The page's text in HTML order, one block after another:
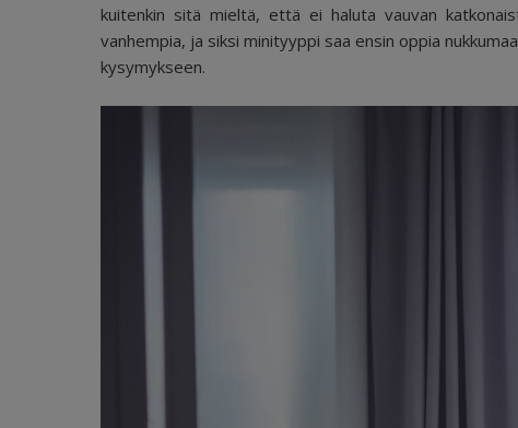
kuitenkin sitä mieltä, että ei haluta vauvan
vanhempia, ja siksi minityyppi saa ensin oppia
kysymykseen.